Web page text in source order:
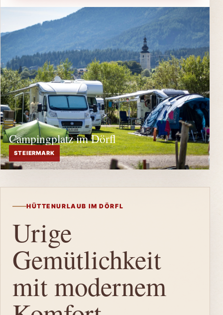
Campingplatz im Dörfl
STEIERMARK
HÜTTENURLAUB IM DÖRFL
Urige
Gemütlichkeit
mit modernem